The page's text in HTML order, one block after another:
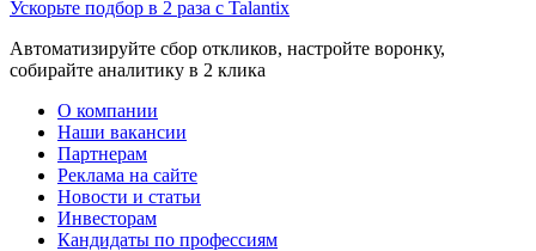
Ускорьте подбор в 2 раза с Talantix
Автоматизируйте сбор откликов, настройте воронку,
собирайте аналитику в 2 клика
О компании
Наши вакансии
Партнерам
Реклама на сайте
Новости и статьи
Инвесторам
Кандидаты по профессиям